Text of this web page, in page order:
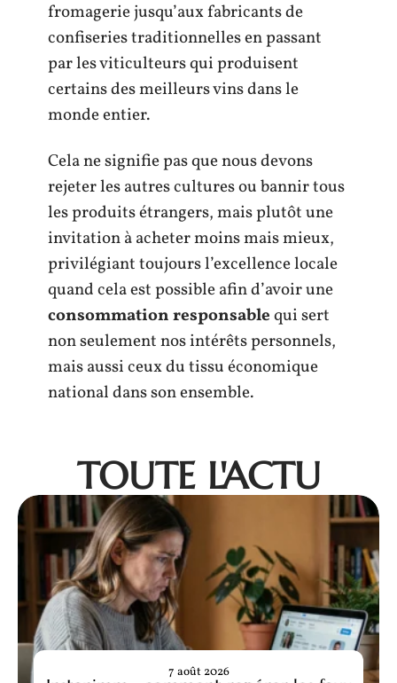
fromagerie jusqu’aux fabricants de
confiseries traditionnelles en passant
par les viticulteurs qui produisent
certains des meilleurs vins dans le
monde entier.
Cela ne signifie pas que nous devons
rejeter les autres cultures ou bannir tous
les produits étrangers, mais plutôt une
invitation à acheter moins mais mieux,
privilégiant toujours l’excellence locale
quand cela est possible afin d’avoir une
consommation responsablequi sert
non seulement nos intérêts personnels,
mais aussi ceux du tissu économique
national dans son ensemble.
TOUTE L'ACTU
7 août 2026